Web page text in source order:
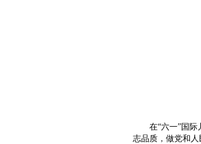
在“六一”国
志品质，做党和人